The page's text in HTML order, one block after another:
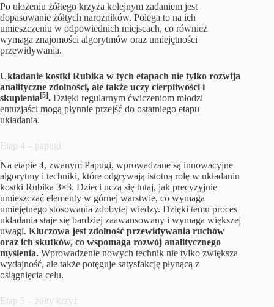
Po ułożeniu żółtego krzyża kolejnym zadaniem jest
dopasowanie żółtych narożników. Polega to na ich
umieszczeniu w odpowiednich miejscach, co również
wymaga znajomości algorytmów oraz umiejętności
przewidywania.
Układanie kostki Rubika w tych etapach nie tylko rozwija
analityczne zdolności, ale także uczy cierpliwości i
skupienia[5]. Dzięki regularnym ćwiczeniom młodzi
entuzjaści mogą płynnie przejść do ostatniego etapu
układania.
Etap 4 – papugi
Na etapie 4, zwanym Papugi, wprowadzane są innowacyjne
algorytmy i techniki, które odgrywają istotną rolę w układaniu
kostki Rubika 3×3. Dzieci uczą się tutaj, jak precyzyjnie
umieszczać elementy w górnej warstwie, co wymaga
umiejętnego stosowania zdobytej wiedzy. Dzięki temu proces
układania staje się bardziej zaawansowany i wymaga większej
uwagi. Kluczowa jest zdolność przewidywania ruchów
oraz ich skutków, co wspomaga rozwój analitycznego
myślenia. Wprowadzenie nowych technik nie tylko zwiększa
wydajność, ale także potęguje satysfakcję płynącą z
osiągnięcia celu.
Etap 5 – żółty krzyż